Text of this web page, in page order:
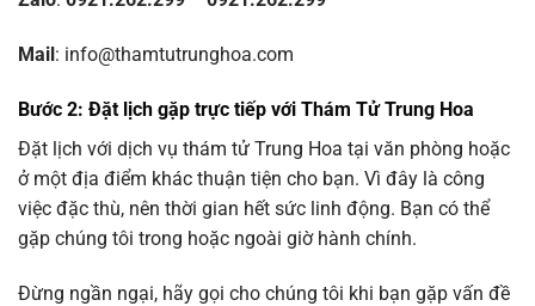
Mail: info@thamtutrunghoa.com
Bước 2: Đặt lịch gặp trực tiếp với Thám Tử Trung Hoa
Đặt lịch với dịch vụ thám tử Trung Hoa tại văn phòng hoặc
ở một địa điểm khác thuận tiện cho bạn. Vì đây là công
việc đặc thù, nên thời gian hết sức linh động. Bạn có thể
gặp chúng tôi trong hoặc ngoài giờ hành chính.
Đừng ngần ngại, hãy gọi cho chúng tôi khi bạn gặp vấn đề